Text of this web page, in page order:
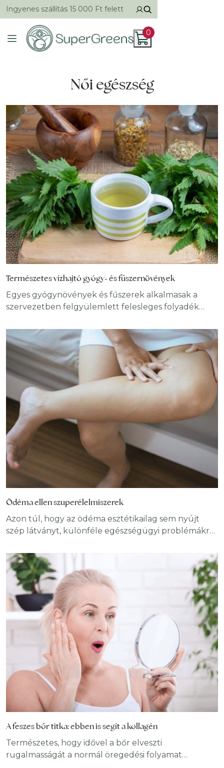
Ingyenes szállítás 15 000 Ft felett
0
Női egészség
Természetes vízhajtó gyógy- és fűszernövények
Egyes gyógynövények és fűszerek alkalmasak a
szervezetben felgyülemlett felesleges folyadék
helyettesíti az orvos által elrendelt diuretikumot, de
hatékony lehet. A test szöveteiben lévő túlzott
folyadék által okozott duzzanat az ödéma. Az
ödémának számos lehetséges oka lehet:
előfordulhat a gravitáció hatására, különösen, ha túl
sokáig ülünk vagy állunk egy helyen,
Ödéma ellen szuperélelmiszerek
Azon túl, hogy az ödéma esztétikailag sem nyújt
szép látványt, különféle egészségügyi problémákra
legrosszabbra gondolni, könnyen lehet, hogy csak a
túl sok sós étel fogyasztása idézte elő. Függetlenül
attól, hogy milyen súlyosságú, lehet és kell is tenni az
ödéma ellen. A szuperélelmiszerekre e téren is
számíthatunk.
A feszes bőr titka: ebben is segít a kollagén
Természetes, hogy idővel a bőr elveszti
rugalmasságát a normál öregedési folyamat